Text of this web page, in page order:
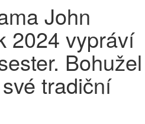
John
2024 vypráví
Bohužel
tradiční